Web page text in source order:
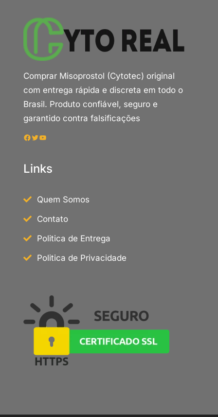
Comprar Misoprostol (Cytotec) original
com entrega rápida e discreta em todo o
Brasil. Produto confiável, seguro e
garantido contra falsificações
Facebook Twitter Youtube
Links
Quem Somos
Contato
Politica de Entrega
Politica de Privacidade